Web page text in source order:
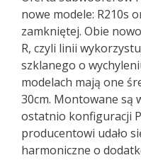
nowe modele: R210s
zamkniętej. Obie
R, czyli linii
szklanego o
modelach mają one
30cm. Montowane są
ostatnio konfiguracji
producentowi udało
harmoniczne o